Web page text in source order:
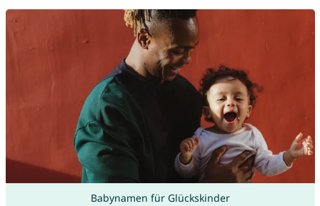
Babynamen für Glückskinder